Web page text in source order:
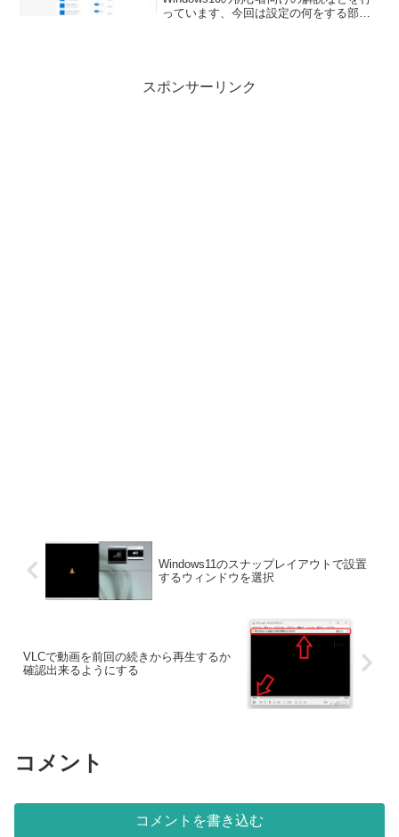
っています、今回は設定の何をする部位
スポンサーリンク
Windows11のスナップレイアウトで設置
するウィンドウを選択
VLCで動画を前回の続きから再生するか
確認出来るようにする
コメント
コメントを書き込む